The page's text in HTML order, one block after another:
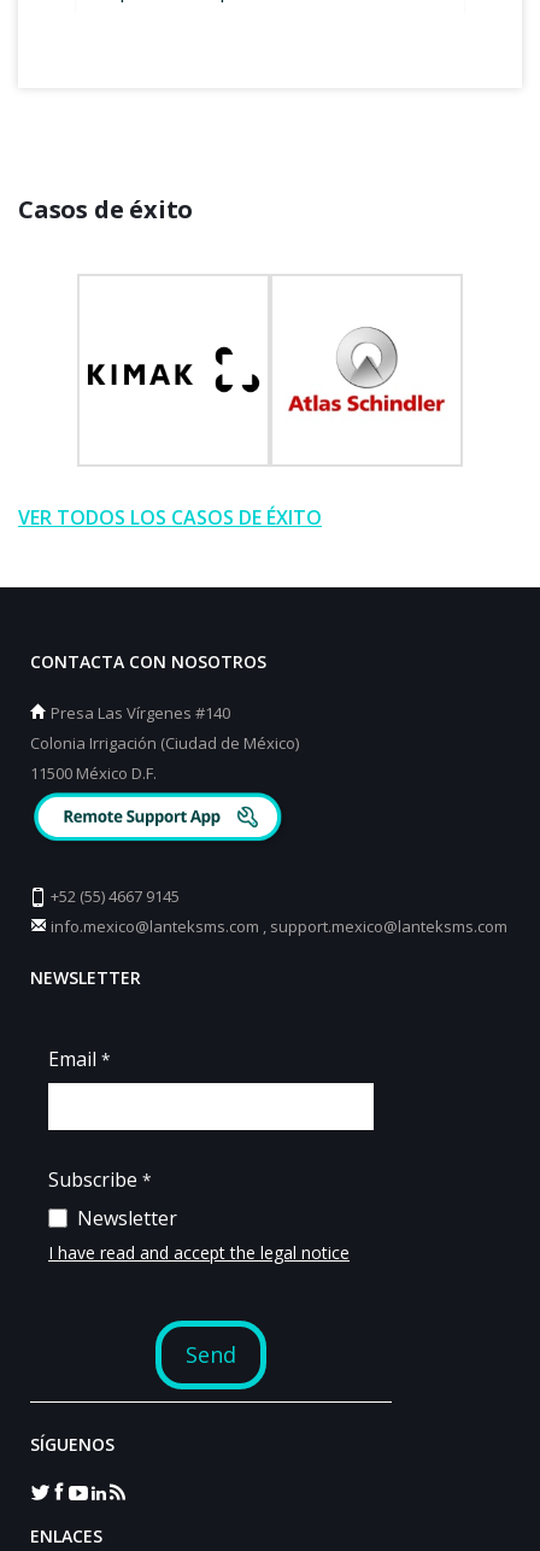
Casos de éxito
VER TODOS LOS CASOS DE ÉXITO
CONTACTA CON NOSOTROS
Presa Las Vírgenes #140
Colonia Irrigación (Ciudad de México)
11500 México D.F.
+52 (55) 4667 9145
info.mexico@lanteksms.com , support.mexico@lanteksms.com
NEWSLETTER
SÍGUENOS
ENLACES